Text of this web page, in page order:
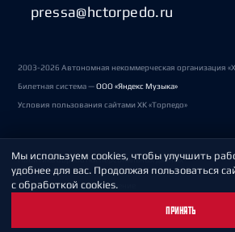
pressa@hctorpedo.ru
2003-2026 Автономная некоммерческая организация
Билетная система —ООО «Яндекс Музыка»
Условия пользования сайтами ХК «Торпедо»
Политика обработки персональных данных
Пользовательское соглашение
Мы используем cookies, чтобы улучшить
удобнее для вас. Продолжая пользоваться
с обработкой cookies.
ПРИНЯТЬ